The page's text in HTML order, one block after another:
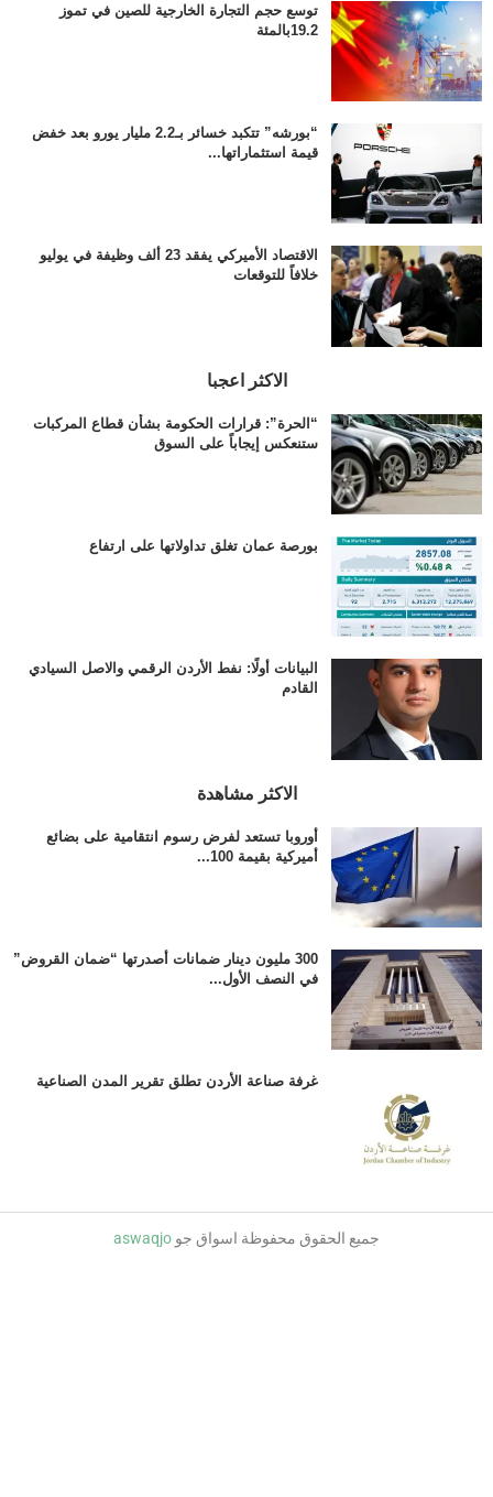
توسع حجم التجارة الخارجية للصين في تموز
19.2بالمئة
“بورشه” تتكبد خسائر بـ2.2 مليار يورو بعد خفض
قيمة استثماراتها...
الاقتصاد الأميركي يفقد 23 ألف وظيفة في يوليو
خلافاً للتوقعات
الاكثر اعجبا
“الحرة”: قرارات الحكومة بشأن قطاع المركبات
ستنعكس إيجاباً على السوق
بورصة عمان تغلق تداولاتها على ارتفاع
البيانات أولًا: نفط الأردن الرقمي والاصل السيادي
القادم
الاكثر مشاهدة
أوروبا تستعد لفرض رسوم انتقامية على بضائع
أميركية بقيمة 100...
300 مليون دينار ضمانات أصدرتها “ضمان القروض”
في النصف الأول...
غرفة صناعة الأردن تطلق تقرير المدن الصناعية
جميع الحقوق محفوظة اسواق جو aswaqjo